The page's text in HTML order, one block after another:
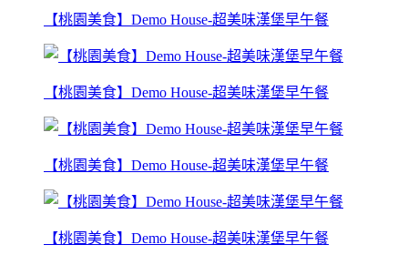
【桃園美食】Demo House-超美味漢堡早午餐
【桃園美食】Demo House-超美味漢堡早午餐
【桃園美食】Demo House-超美味漢堡早午餐
【桃園美食】Demo House-超美味漢堡早午餐